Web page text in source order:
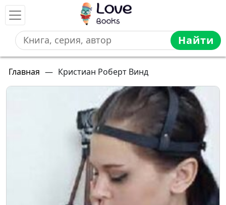
Найти
Главная — Кристиан Роберт Винд